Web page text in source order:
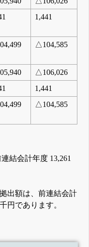
1,441
△104,585
△106,026
1,441
△104,585
結会計年度 13,261
出額は、前連結会計
円であります。